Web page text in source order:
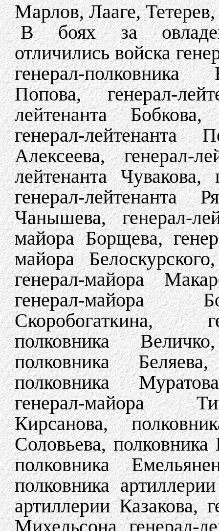
Марлов, Лааге,
В боях за
отличились войска
генерал-полковника
Попова, генерал-
лейтенанта
генерал-лейтенанта
Алексеева, генерал-
лейтенанта Чувакова,
генерал-лейтенанта
Чанышева, генерал-
майора Борщева,
майора
генерал-майора
генерал-майора
Скоробогаткина,
полковника
полковника
полковника
генерал-майора
Кирсанова,
Соловьева,
полковника
полковника
артиллерии Казакова,
Михельсона, генерал-